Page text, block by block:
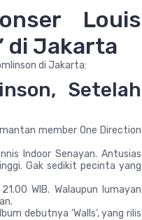
Louis
di Jakarta
di Jakarta:
Setelah
member One Direction
Indoor Senayan. Antusias
Gak sedikit pecinta yang
WIB. Walaupun lumayan
debutnya ‘Walls’, yang rilis